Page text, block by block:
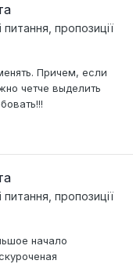
питання, пропозиції
Причем, если
четче выделить
питання, пропозиції
начало